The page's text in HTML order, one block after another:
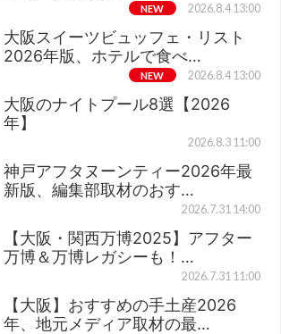
NEW 2026.8.4 13:00
大阪スイーツビュッフェ・リスト
2026年版、ホテルで食べ…
NEW 2026.8.4 13:00
大阪のナイトプール8選【2026
年】
2026.8.3 11:00
神戸アフタヌーンティー2026年最
新版、編集部取材のおす…
2026.7.31 14:00
【大阪・関西万博2025】アフター
万博＆万博レガシーも！…
2026.7.31 11:00
【大阪】おすすめの手土産2026
年、地元メディア取材の最…